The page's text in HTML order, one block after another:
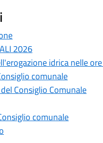
2026
idrica nelle
comunale
Consiglio Comunale
comunale